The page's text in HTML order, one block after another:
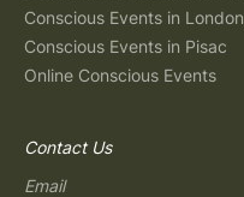
Conscious Events in London
Conscious Events in Pisac
Online Conscious Events
Contact Us
Email